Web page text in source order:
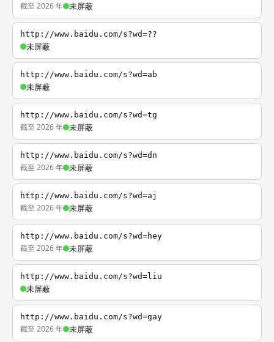
截至 2026 年 未屏蔽
http://www.baidu.com/s?wd=??
未屏蔽
http://www.baidu.com/s?wd=ab
未屏蔽
http://www.baidu.com/s?wd=tg
截至 2026 年 未屏蔽
http://www.baidu.com/s?wd=dn
截至 2026 年 未屏蔽
http://www.baidu.com/s?wd=aj
截至 2026 年 未屏蔽
http://www.baidu.com/s?wd=hey
截至 2026 年 未屏蔽
http://www.baidu.com/s?wd=liu
未屏蔽
http://www.baidu.com/s?wd=gay
截至 2026 年 未屏蔽